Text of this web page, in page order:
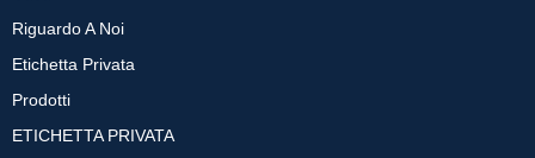
Riguardo A Noi
Etichetta Privata
Prodotti
ETICHETTA PRIVATA